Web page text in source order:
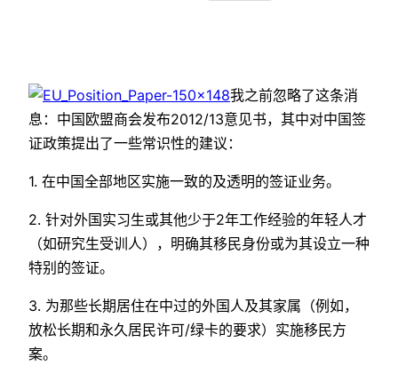
我之前忽略了这条消
息：中国欧盟商会发布2012/13意见书，其中对中国签
证政策提出了一些常识性的建议：
1. 在中国全部地区实施一致的及透明的签证业务。
2. 针对外国实习生或其他少于2年工作经验的年轻人才
（如研究生受训人），明确其移民身份或为其设立一种
特别的签证。
3. 为那些长期居住在中过的外国人及其家属（例如，
放松长期和永久居民许可/绿卡的要求）实施移民方
案。